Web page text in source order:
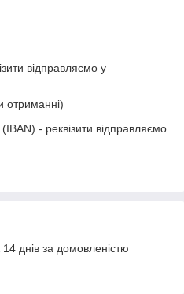
відправляємо у
отриманні)
- реквізити відправляємо
днів за домовленістю